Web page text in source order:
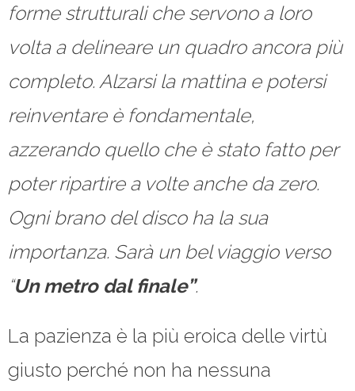
forme strutturali che servono a loro
volta a delineare un quadro ancora più
completo. Alzarsi la mattina e potersi
reinventare è fondamentale,
azzerando quello che è stato fatto per
poter ripartire a volte anche da zero.
Ogni brano del disco ha la sua
importanza. Sarà un bel viaggio verso
“Un metro dal finale”.
La pazienza è la più eroica delle virtù
giusto perché non ha nessuna